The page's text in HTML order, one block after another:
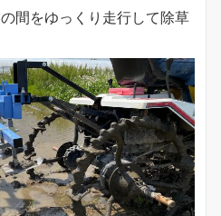
間をゆっくり走行して除草